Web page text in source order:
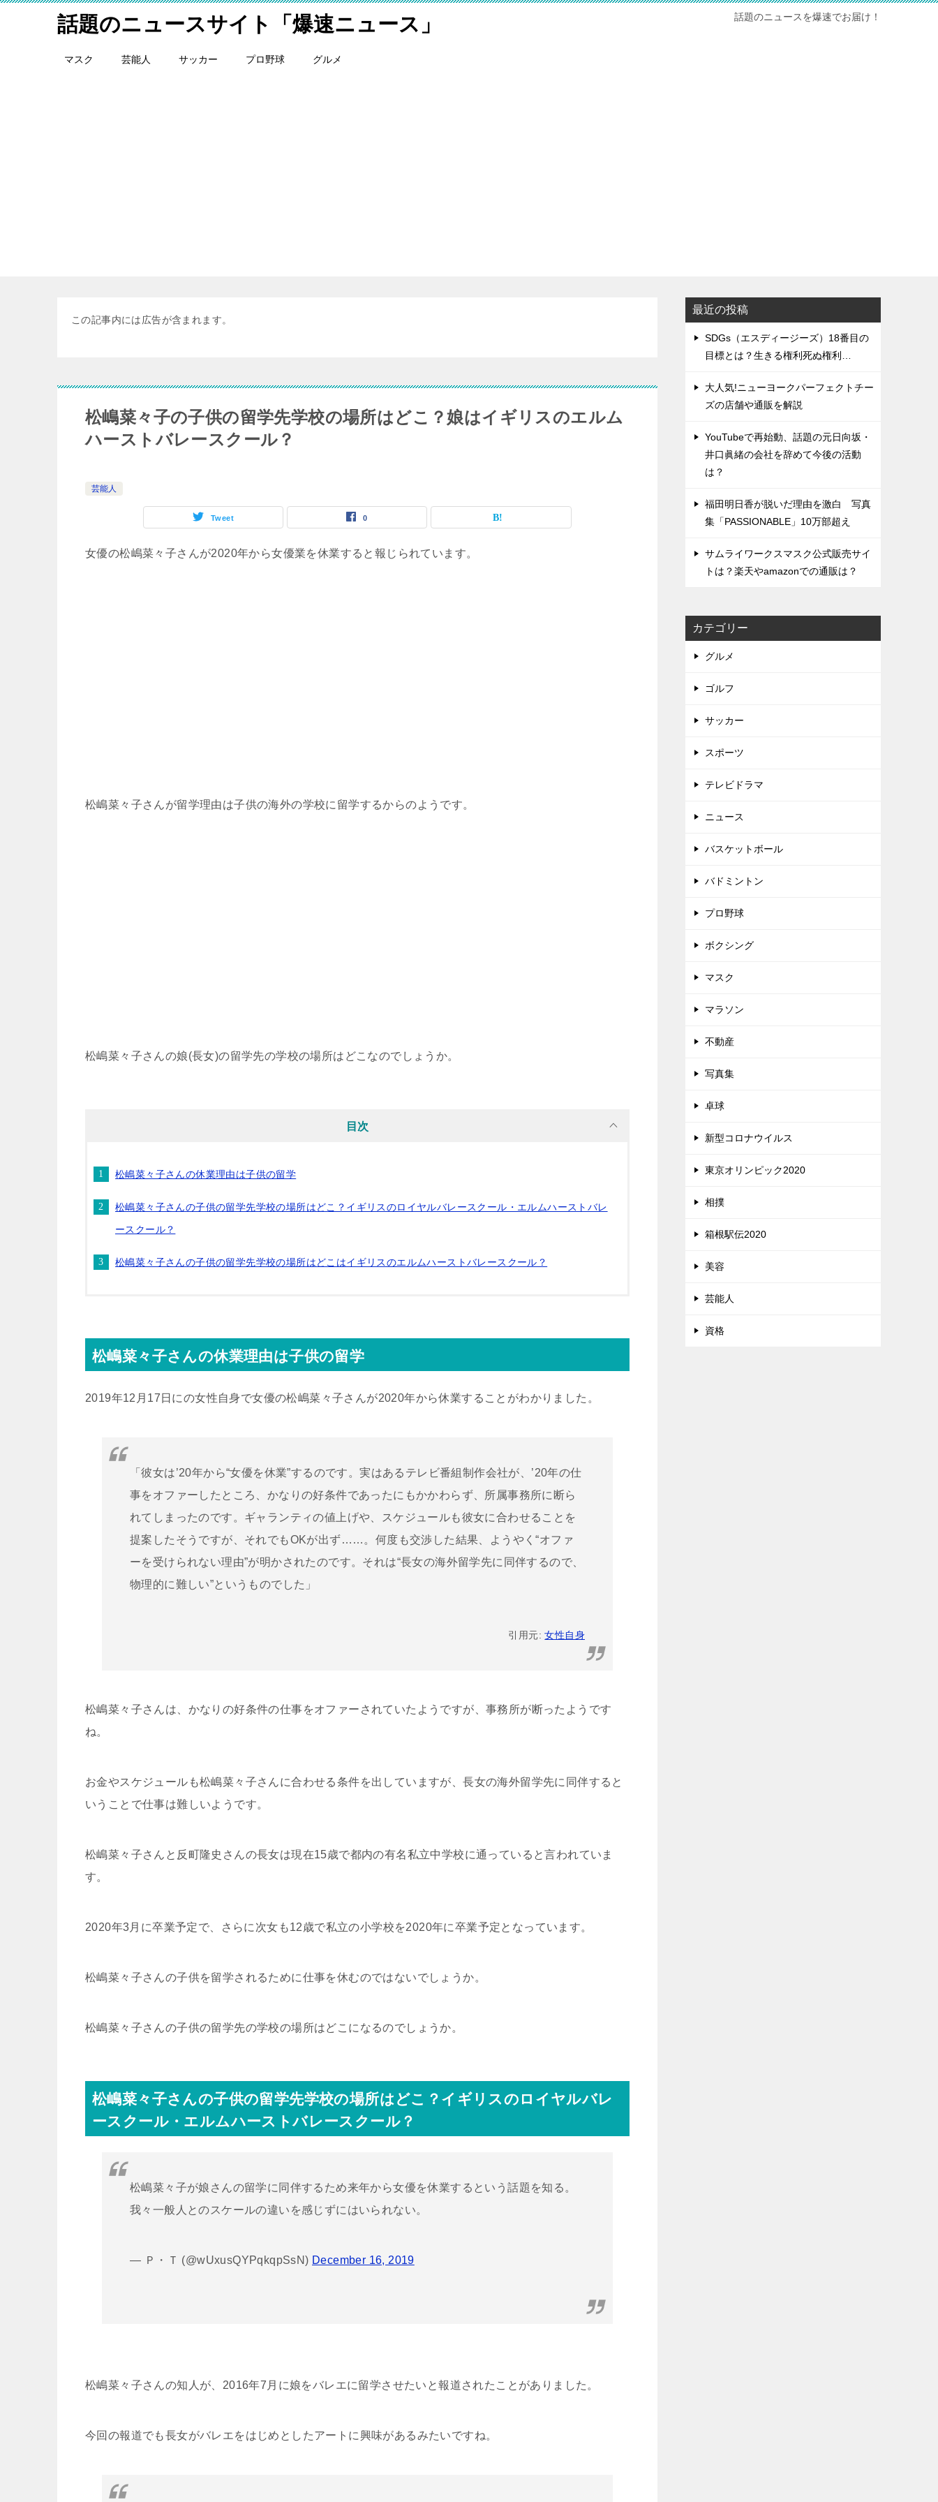
話題のニュースサイト「爆速ニュース」 話題のニュースを爆速でお届け！
マスク 芸能人 サッカー プロ野球 グルメ
この記事内には広告が含まれます。
松嶋菜々子の子供の留学先学校の場所はどこ？娘はイギリスのエルム
ハーストバレースクール？
芸能人
Tweet 0
女優の松嶋菜々子さんが2020年から女優業を休業すると報じられています。
松嶋菜々子さんが留学理由は子供の海外の学校に留学するからのようです。
松嶋菜々子さんの娘(長女)の留学先の学校の場所はどこなのでしょうか。
目次
松嶋菜々子さんの休業理由は子供の留学
松嶋菜々子さんの子供の留学先学校の場所はどこ？イギリスのロイヤルバレースクール・エルムハーストバレ
ースクール？
松嶋菜々子さんの子供の留学先学校の場所はどこはイギリスのエルムハーストバレースクール？
松嶋菜々子さんの休業理由は子供の留学
2019年12月17日にの女性自身で女優の松嶋菜々子さんが2020年から休業することがわかりました。
「彼女は’20年から“女優を休業”するのです。実はあるテレビ番組制作会社が、’20年の仕
事をオファーしたところ、かなりの好条件であったにもかかわらず、所属事務所に断ら
れてしまったのです。ギャランティの値上げや、スケジュールも彼女に合わせることを
提案したそうですが、それでもOKが出ず……。何度も交渉した結果、ようやく“オファ
ーを受けられない理由”が明かされたのです。それは“長女の海外留学先に同伴するので、
物理的に難しい”というものでした」
引用元:女性自身
松嶋菜々子さんは、かなりの好条件の仕事をオファーされていたようですが、事務所が断ったようです
ね。
お金やスケジュールも松嶋菜々子さんに合わせる条件を出していますが、長女の海外留学先に同伴すると
いうことで仕事は難しいようです。
松嶋菜々子さんと反町隆史さんの長女は現在15歳で都内の有名私立中学校に通っていると言われていま
す。
2020年3月に卒業予定で、さらに次女も12歳で私立の小学校を2020年に卒業予定となっています。
松嶋菜々子さんの子供を留学されるために仕事を休むのではないでしょうか。
松嶋菜々子さんの子供の留学先の学校の場所はどこになるのでしょうか。
松嶋菜々子さんの子供の留学先学校の場所はどこ？イギリスのロイヤルバレ
ースクール・エルムハーストバレースクール？
松嶋菜々子が娘さんの留学に同伴するため来年から女優を休業するという話題を知る。
我々一般人とのスケールの違いを感じずにはいられない。
— Ｐ・Ｔ (@wUxusQYPqkqpSsN) December 16, 2019
松嶋菜々子さんの知人が、2016年7月に娘をバレエに留学させたいと報道されたことがありました。
今回の報道でも長女がバレエをはじめとしたアートに興味があるみたいですね。
最近の投稿
SDGs（エスディージーズ）18番目の
目標とは？生きる権利死ぬ権利…
大人気!ニューヨークパーフェクトチー
ズの店舗や通販を解説
YouTubeで再始動、話題の元日向坂・
井口眞緒の会社を辞めて今後の活動
は？
福田明日香が脱いだ理由を激白 写真
集「PASSIONABLE」10万部超え
サムライワークスマスク公式販売サイ
トは？楽天やamazonでの通販は？
カテゴリー
グルメ
ゴルフ
サッカー
スポーツ
テレビドラマ
ニュース
バスケットボール
バドミントン
プロ野球
ボクシング
マスク
マラソン
不動産
写真集
卓球
新型コロナウイルス
東京オリンピック2020
相撲
箱根駅伝2020
美容
芸能人
資格